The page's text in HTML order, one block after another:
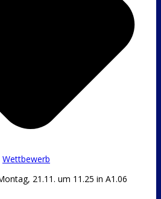
Wettbewerb
21.11. um 11.25 in A1.06